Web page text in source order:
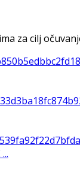
ima za cilj